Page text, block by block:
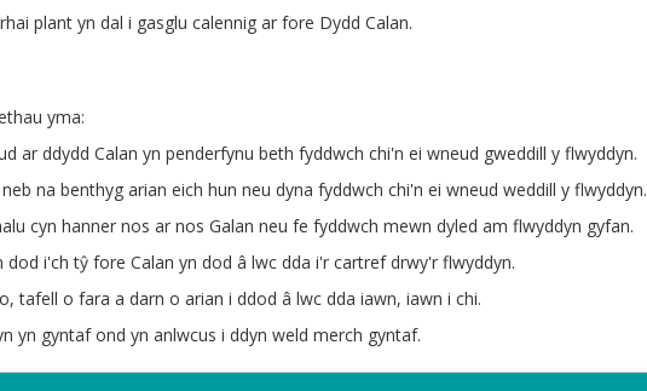
plant yn dal i gasglu calennig ar fore Dydd Calan.
yma:
ar ddydd Calan yn penderfynu beth fyddwch chi'n ei wneud gweddill y flwyddyn.
na benthyg arian eich hun neu dyna fyddwch chi'n ei wneud weddill y flwyddyn.
cyn hanner nos ar nos Galan neu fe fyddwch mewn dyled am flwyddyn gyfan.
dod i'ch tŷ fore Calan yn dod â lwc dda i'r cartref drwy'r flwyddyn.
tafell o fara a darn o arian i ddod â lwc dda iawn, iawn i chi.
yn gyntaf ond yn anlwcus i ddyn weld merch gyntaf.